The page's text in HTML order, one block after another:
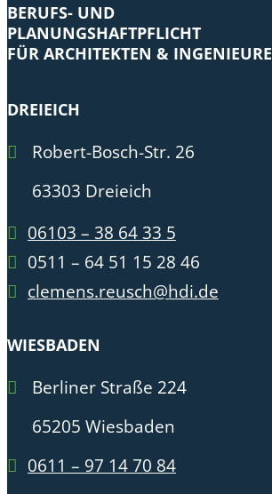
BERUFS- UND
PLANUNGSHAFTPFLICHT
FÜR ARCHITEKTEN & INGENIEURE
DREIEICH
Robert-Bosch-Str. 26
63303 Dreieich
06103 – 38 64 33 5
0511 – 64 51 15 28 46
clemens.reusch@hdi.de
WIESBADEN
Berliner Straße 224
65205 Wiesbaden
0611 – 97 14 70 84